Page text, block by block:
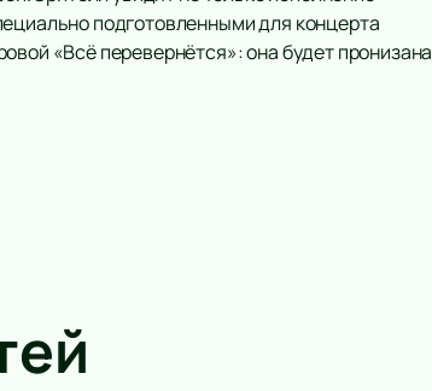
подготовленными для концерта
«Всё перевернётся»: она будет пронизана